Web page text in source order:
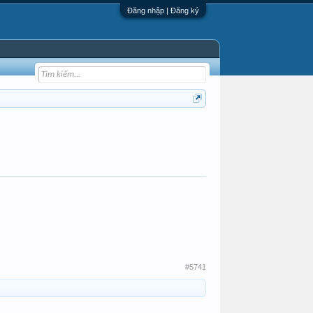
Đăng nhập | Đăng ký
#5741